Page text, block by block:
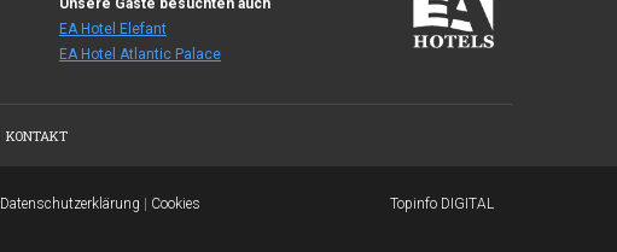
Unsere Gäste besuchten auch
EA Hotel Elefant
EA Hotel Atlantic Palace
KONTAKT
Datenschutzerklärung Cookies Topinfo DIGITAL